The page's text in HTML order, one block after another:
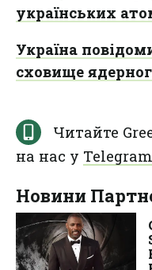
українських
Україна
сховище
Читайте
на нас у Telegram